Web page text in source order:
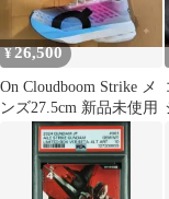
PTGST120 730 クール
ブラック
¥26,500
On Cloudboom Strike メ
ンズ27.5cm 新品未使用